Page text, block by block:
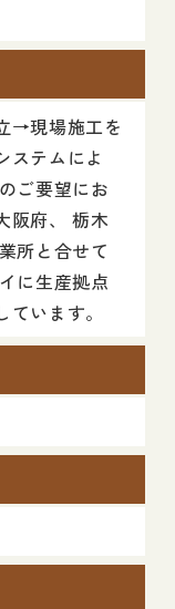
→現場施工を
ステムによ
ご要望にお
阪府、 栃木
所と合せて
に生産拠点
います。